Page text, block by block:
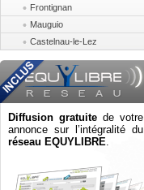
Frontignan
Mauguio
Castelnau-le-Lez
Diffusion gratuite de votre
annonce sur l’intégralité du
réseau EQUYLIBRE.